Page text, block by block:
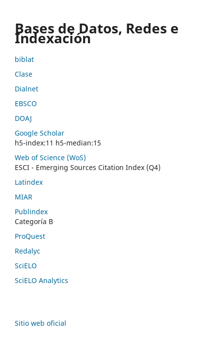
Bases de Datos, Redes e
Indexación
biblat
Clase
Dialnet
EBSCO
DOAJ
Google Scholar
h5-index:11 h5-median:15
Web of Science (WoS)
ESCI - Emerging Sources Citation Index (Q4)
Latindex
MIAR
Publindex
Categoría B
ProQuest
Redalyc
SciELO
SciELO Analytics
Sitio web oficial